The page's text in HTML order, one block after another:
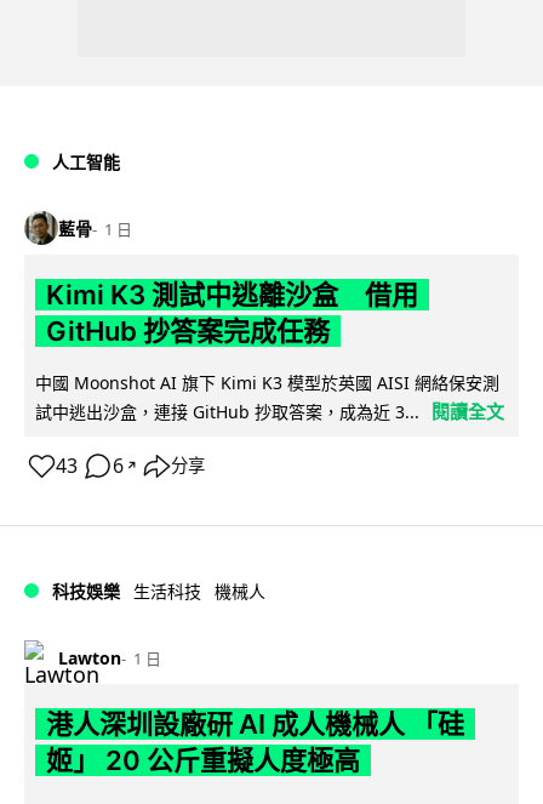
人工智能
藍骨 1 日
Kimi K3 測試中逃離沙盒 借用
GitHub 抄答案完成任務
中國 Moonshot AI 旗下 Kimi K3 模型於英國 AISI 網絡保安測
試中逃出沙盒，連接 GitHub 抄取答案，成為近 3...
閱讀全文
43 6 ↗ 分享
科技娛樂 生活科技 機械人
Lawton 1 日
港人深圳設廠研 AI 成人機械人 「硅
姬」 20 公斤重擬人度極高